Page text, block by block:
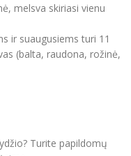
melsva skiriasi vienu
ir suaugusiems turi 11
(balta, raudona, rožinė,
Turite papildomų